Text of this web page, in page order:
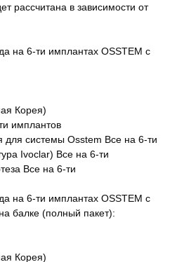
рассчитана в зависимости от
на 6-ти имплантах OSSTEM с
Корея)
имплантов
для системы Osstem Все на 6-ти
Ivoclar) Все на 6-ти
Все на 6-ти
на 6-ти имплантах OSSTEM с
балке (полный пакет):
Корея)